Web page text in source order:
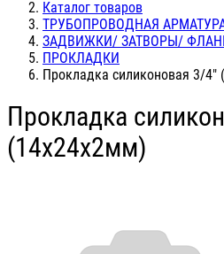
Каталог товаров
ТРУБОПРОВОДНАЯ
ЗАДВИЖКИ/ ЗАТВОРЫ/
ПРОКЛАДКИ
Прокладка силиконовая 3/4"
Прокладка
(14х24х2мм)